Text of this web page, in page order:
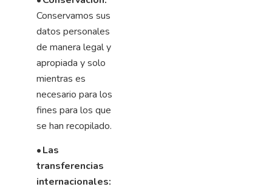
Conservamos sus
datos personales
de manera legal y
apropiada y solo
mientras es
necesario para los
fines para los que
se han recopilado.
•Las
transferencias
internacionales: